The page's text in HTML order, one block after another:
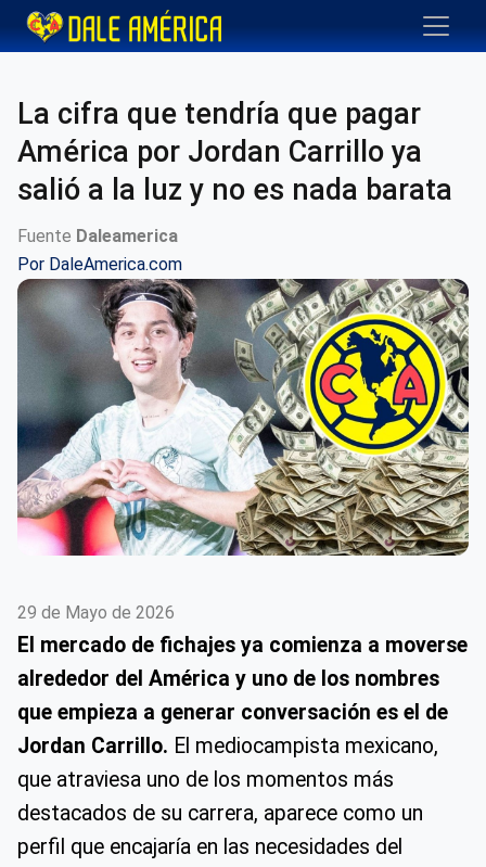
La cifra que tendría que pagar
América por Jordan Carrillo ya
salió a la luz y no es nada barata
Fuente Daleamerica
Por DaleAmerica.com
29 de Mayo de 2026
El mercado de fichajes ya comienza a moverse
alrededor del América y uno de los nombres
que empieza a generar conversación es el de
Jordan Carrillo. El mediocampista mexicano,
que atraviesa uno de los momentos más
destacados de su carrera, aparece como un
perfil que encajaría en las necesidades del